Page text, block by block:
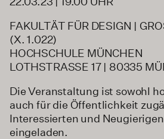
FAKULTÄT FÜR DESIGN |
(X. 1.022)
HOCHSCHULE MÜNCHEN
LOTHSTRASSE 17 | 80335
Die Veranstaltung ist sowohl
auch für die Öffentlichkeit
Interessierten und
eingeladen.